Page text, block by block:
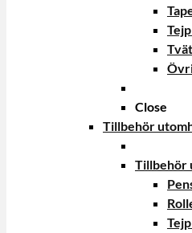
Close
Tillbehör
Tillbehör